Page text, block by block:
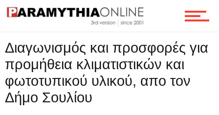
Ροή
Διαγωνισμός και προσφορές για
προμήθεια κλιματιστικών και
φωτοτυπικού υλικού, απο τον
Δήμο Σουλίου